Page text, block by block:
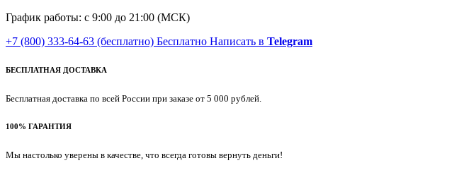
График работы: с 9:00 до 21:00 (МСК)
+7 (800) 333-64-63 (бесплатно) Бесплатно Написать в Telegram
БЕСПЛАТНАЯ ДОСТАВКА
Бесплатная доставка по всей России при заказе от 5 000 рублей.
100% ГАРАНТИЯ
Мы настолько уверены в качестве, что всегда готовы вернуть деньги!